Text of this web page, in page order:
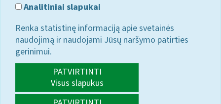
Analitiniai slapukai
Renka statistinę informaciją apie svetainės
naudojimą ir naudojami Jūsų naršymo patirties
gerinimui.
PATVIRTINTI
Visus slapukus